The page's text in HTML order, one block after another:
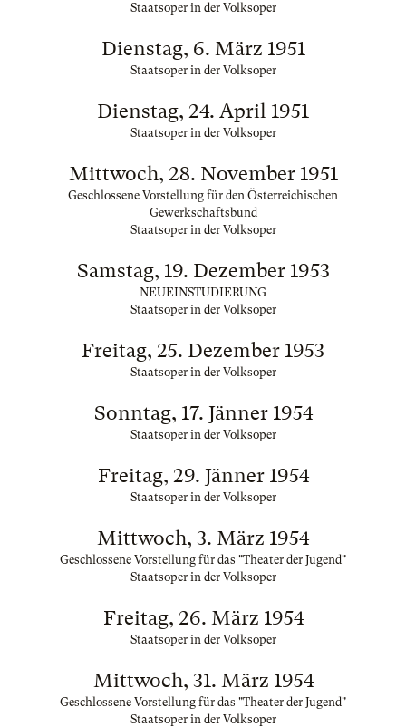
Staatsoper in der Volksoper
Dienstag, 6. März 1951
Staatsoper in der Volksoper
Dienstag, 24. April 1951
Staatsoper in der Volksoper
Mittwoch, 28. November 1951
Geschlossene Vorstellung für den Österreichischen
Gewerkschaftsbund
Staatsoper in der Volksoper
Samstag, 19. Dezember 1953
NEUEINSTUDIERUNG
Staatsoper in der Volksoper
Freitag, 25. Dezember 1953
Staatsoper in der Volksoper
Sonntag, 17. Jänner 1954
Staatsoper in der Volksoper
Freitag, 29. Jänner 1954
Staatsoper in der Volksoper
Mittwoch, 3. März 1954
Geschlossene Vorstellung für das "Theater der Jugend"
Staatsoper in der Volksoper
Freitag, 26. März 1954
Staatsoper in der Volksoper
Mittwoch, 31. März 1954
Geschlossene Vorstellung für das "Theater der Jugend"
Staatsoper in der Volksoper